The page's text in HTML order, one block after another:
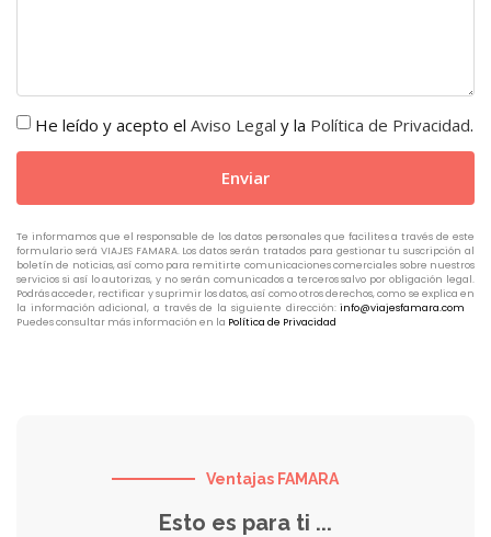
He leído y acepto el Aviso Legal y la Política de Privacidad.
Enviar
Te informamos que el responsable de los datos personales que facilites a través de este
formulario será VIAJES FAMARA. Los datos serán tratados para gestionar tu suscripción al
boletín de noticias, así como para remitirte comunicaciones comerciales sobre nuestros
servicios si así lo autorizas, y no serán comunicados a terceros salvo por obligación legal.
Podrás acceder, rectificar y suprimir los datos, así como otros derechos, como se explica en
la información adicional, a través de la siguiente dirección: info@viajesfamara.com
Puedes consultar más información en la Política de Privacidad
Ventajas FAMARA
Esto es para ti ...